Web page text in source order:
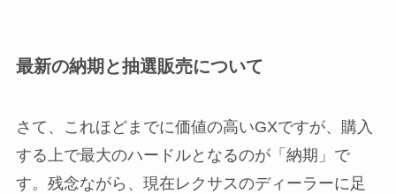
最新の納期と抽選販売について
さて、これほどまでに価値の高いGXですが、購入
する上で最大のハードルとなるのが「納期」で
す。残念ながら、現在レクサスのディーラーに足